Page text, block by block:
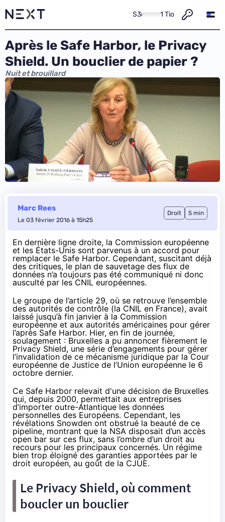
S3 1 Tio
Après le Safe Harbor, le Privacy
Shield. Un bouclier de papier ?
Nuit et brouillard
Marc Rees
Le 03 février 2016 à 15h25
Droit 5 min
En dernière ligne droite, la Commission européenne
et les États-Unis sont parvenus à un accord pour
remplacer le Safe Harbor. Cependant, suscitant déjà
des critiques, le plan de sauvetage des flux de
données n’a toujours pas été communiqué ni donc
ausculté par les CNIL européennes.
Le groupe de l’article 29, où se retrouve l’ensemble
des autorités de contrôle (la CNIL en France), avait
laissé jusqu’à fin janvier à la Commission
européenne et aux autorités américaines pour gérer
l’après Safe Harbor. Hier, en fin de journée,
soulagement : Bruxelles a pu annoncer fièrement le
Privacy Shield, une série d’engagements pour gérer
l’invalidation de ce mécanisme juridique par la Cour
européenne de Justice de l’Union européenne le 6
octobre dernier.
Ce Safe Harbor relevait d'une décision de Bruxelles
qui, depuis 2000, permettait aux entreprises
d’importer outre-Atlantique les données
personnelles des Européens. Cependant, les
révélations Snowden ont obstrué la beauté de ce
pipeline, montrant que la NSA disposait d’un accès
open bar sur ces flux, sans l’ombre d’un droit au
recours pour les principaux concernés. Un régime
bien trop éloigné des garanties apportées par le
droit européen, au goût de la CJUE.
Le Privacy Shield, où comment
boucler un bouclier